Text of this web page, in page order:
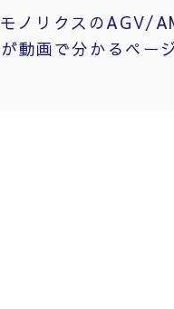
モノリクスのAGV/
が動画で分かるペー